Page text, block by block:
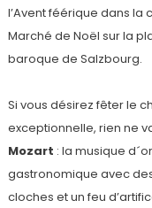
l’Avent féérique dans la
Marché de Noël sur la
baroque de Salzbourg.
Si vous désirez fêter le
exceptionnelle, rien ne
Mozart : la musique
gastronomique avec
cloches et un feu